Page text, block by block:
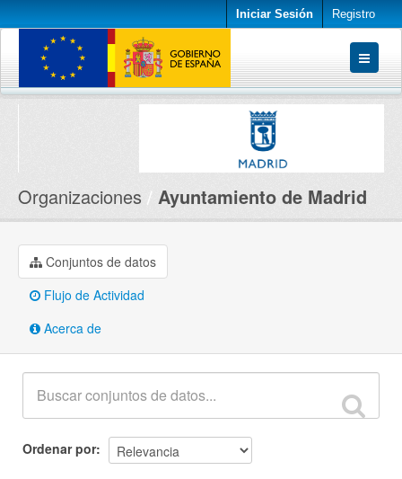
Iniciar Sesión Registro
Conjuntos de datos
Organizaciones Ayuntamiento de Madrid
Conjuntos de datos
Flujo de Actividad
Acerca de
Ordenar por